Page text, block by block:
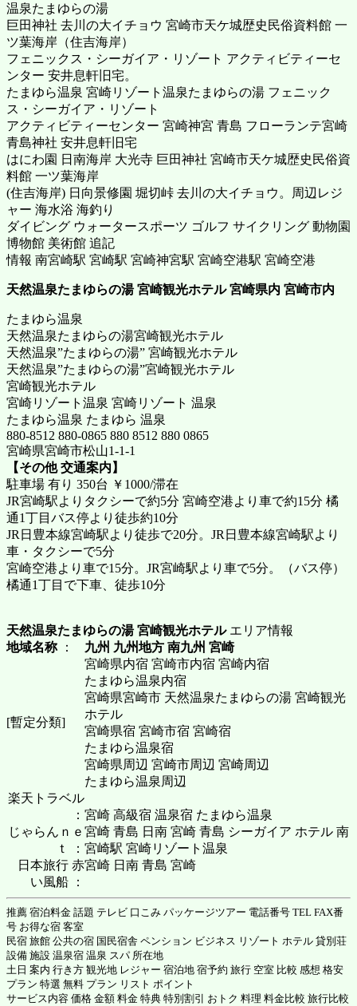
温泉たまゆらの湯
巨田神社 去川の大イチョウ 宮崎市天ケ城歴史民俗資料館 一
ツ葉海岸（住吉海岸）
フェニックス・シーガイア・リゾート アクティビティーセ
ンター 安井息軒旧宅。
たまゆら温泉 宮崎リゾート温泉たまゆらの湯 フェニック
ス・シーガイア・リゾート
アクティビティーセンター 宮崎神宮 青島 フローランテ宮崎
青島神社 安井息軒旧宅
はにわ園 日南海岸 大光寺 巨田神社 宮崎市天ケ城歴史民俗資
料館 一ツ葉海岸
(住吉海岸) 日向景修園 堀切峠 去川の大イチョウ。周辺レジ
ャー 海水浴 海釣り
ダイビング ウォータースポーツ ゴルフ サイクリング 動物園
博物館 美術館 追記
情報 南宮崎駅 宮崎駅 宮崎神宮駅 宮崎空港駅 宮崎空港
天然温泉たまゆらの湯 宮崎観光ホテル宮崎県内 宮崎市内
たまゆら温泉
天然温泉たまゆらの湯宮崎観光ホテル
天然温泉”たまゆらの湯” 宮崎観光ホテル
天然温泉”たまゆらの湯”宮崎観光ホテル
宮崎観光ホテル
宮崎リゾート温泉 宮崎リゾート 温泉
たまゆら温泉 たまゆら 温泉
880-8512 880-0865 880 8512 880 0865
宮崎県宮崎市松山1-1-1
【その他 交通案内】
駐車場 有り 350台 ￥1000/滞在
JR宮崎駅よりタクシーで約5分 宮崎空港より車で約15分 橘
通1丁目バス停より徒歩約10分
JR日豊本線宮崎駅より徒歩で20分。JR日豊本線宮崎駅より
車・タクシーで5分
宮崎空港より車で15分。JR宮崎駅より車で5分。（バス停）
橘通1丁目で下車、徒歩10分
天然温泉たまゆらの湯 宮崎観光ホテルエリア情報
地域名称： 九州 九州地方 南九州 宮崎
[暫定分類]
宮崎県内宿 宮崎市内宿 宮崎内宿
たまゆら温泉内宿
宮崎県宮崎市 天然温泉たまゆらの湯 宮崎観光
ホテル
宮崎県宿 宮崎市宿 宮崎宿
たまゆら温泉宿
宮崎県周辺 宮崎市周辺 宮崎周辺
たまゆら温泉周辺
楽天トラベル
：
じゃらんｎｅ
ｔ ：
日本旅行 赤
い風船 ：
宮崎 高級宿 温泉宿 たまゆら温泉
宮崎 青島 日南 宮崎 青島 シーガイア ホテル 南
宮崎駅 宮崎リゾート温泉
宮崎 日南 青島 宮崎
推薦 宿泊料金 話題 テレビ 口こみ パッケージツアー 電話番号 TEL FAX番
号 お得な宿 客室
民宿 旅館 公共の宿 国民宿舎 ペンション ビジネス リゾート ホテル 貸別荘
設備 施設 温泉宿 温泉 スパ 所在地
土日 案内 行き方 観光地 レジャー 宿泊地 宿予約 旅行 空室 比較 感想 格安
プラン 特選 無料 プラン リスト ポイント
サービス内容 価格 金額 料金 特典 特別割引 おトク 料理 料金比較 旅行比較